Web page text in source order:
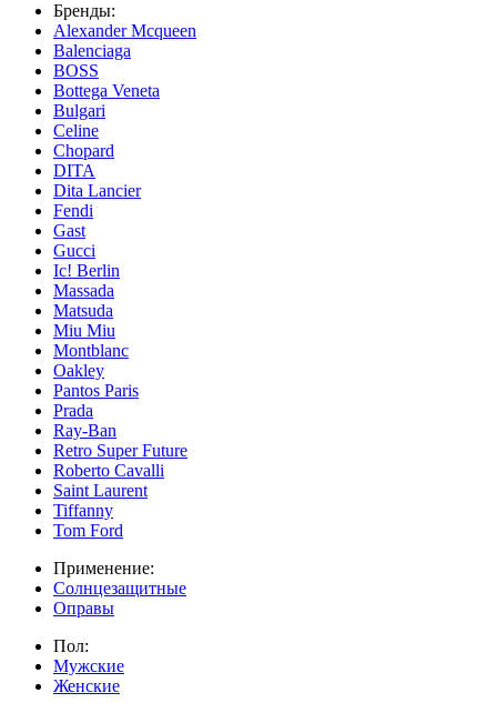
Бренды:
Alexander Mcqueen
Balenciaga
BOSS
Bottega Veneta
Bulgari
Celine
Chopard
DITA
Dita Lancier
Fendi
Gast
Gucci
Ic! Berlin
Massada
Matsuda
Miu Miu
Montblanc
Oakley
Pantos Paris
Prada
Ray-Ban
Retro Super Future
Roberto Cavalli
Saint Laurent
Tiffanny
Tom Ford
Применение:
Солнцезащитные
Оправы
Пол:
Мужские
Женские